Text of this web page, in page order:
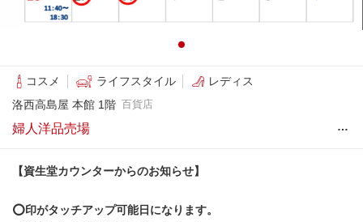
コスメ ライフスタイル
レディス
洛西高島屋 本館 1階 百貨店
婦人洋品売場 …
【資生堂カウンターからのお知らせ】
⭕️印がタッチアップ可能日になります。